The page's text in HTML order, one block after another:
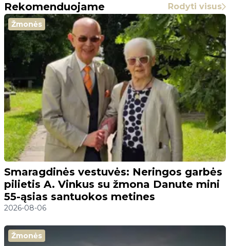
Rekomenduojame Rodyti visus
Žmonės
Smaragdinės vestuvės: Neringos garbės
pilietis A. Vinkus su žmona Danute mini
55-ąsias santuokos metines
2026-08-06
Žmonės